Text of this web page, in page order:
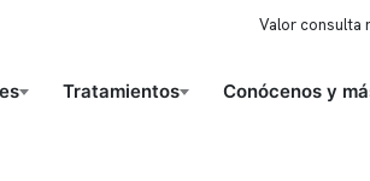
Valor consulta
Tratamientos Conócenos y